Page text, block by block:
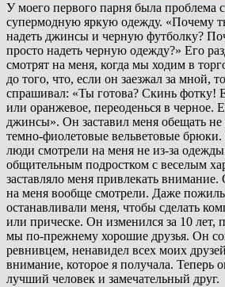
У моего первого парня была проблема
супермодную яркую одежду. «Почему
надеть джинсы и черную футболку?
просто надеть черную одежду?» Его
смотрят на меня, когда мы ходим в
до того, что, если он заезжал за мной,
спрашивал: «Ты готова? Скинь фотку!
или оранжевое, переоденься в черное.
джинсы». Он заставил меня обещать
темно-фиолетовые вельветовые
люди смотрели на меня не из-за
общительным подростком с веселым
заставляло меня привлекать внимание.
на меня вообще смотрели. Даже
останавливали меня, чтобы сделать
или прическе. Он изменился за 10 лет,
мы по-прежнему хорошие друзья. Он
ревнивцем, ненавидел всех моих
внимание, которое я получала. Теперь
лучший человек и замечательный друг.